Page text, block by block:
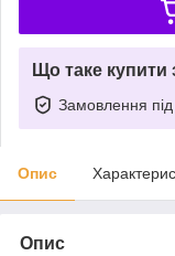
Що таке купити
Замовлення
Опис
Опис